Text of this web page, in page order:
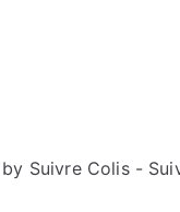
Suivre Colis -